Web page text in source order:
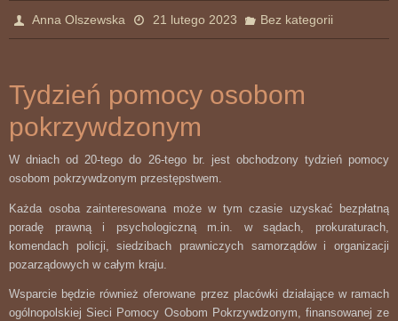
Anna Olszewska 21 lutego 2023 Bez kategorii
Tydzień pomocy osobom
pokrzywdzonym
W dniach od 20-tego do 26-tego br. jest obchodzony tydzień pomocy
osobom pokrzywdzonym przestępstwem.
Każda osoba zainteresowana może w tym czasie uzyskać bezpłatną
poradę prawną i psychologiczną m.in. w sądach, prokuraturach,
komendach policji, siedzibach prawniczych samorządów i organizacji
pozarządowych w całym kraju.
Wsparcie będzie również oferowane przez placówki działające w ramach
ogólnopolskiej Sieci Pomocy Osobom Pokrzywdzonym, finansowanej ze